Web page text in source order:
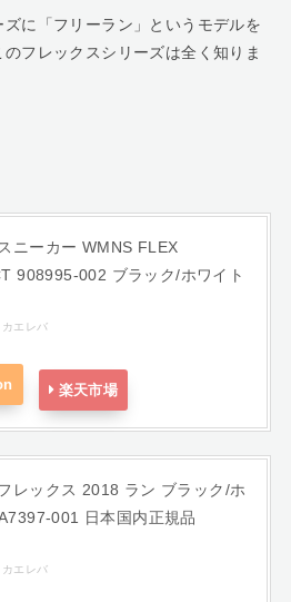
に「フリーラン」というモデルを
フレックスシリーズは全く知りま
ニーカー WMNS FLEX
908995-002 ブラック/ホワイト
カエレバ
楽天市場
レックス 2018 ラン ブラック/ホ
001 日本国内正規品
カエレバ